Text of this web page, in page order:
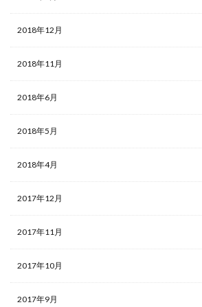
2018年12月
2018年11月
2018年6月
2018年5月
2018年4月
2017年12月
2017年11月
2017年10月
2017年9月